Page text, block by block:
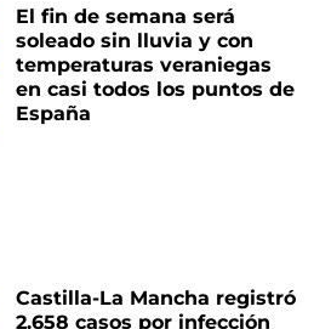
El fin de semana será
soleado sin lluvia y con
temperaturas veraniegas
en casi todos los puntos de
España
Castilla-La Mancha registró
2.658 casos por infección